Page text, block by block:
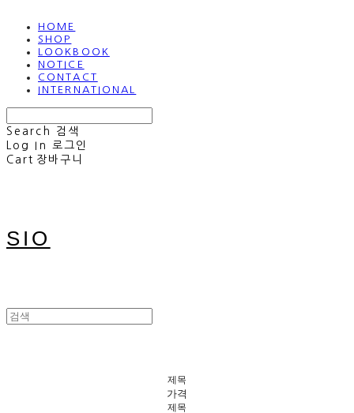
HOME
SHOP
LOOKBOOK
NOTICE
CONTACT
INTERNATIONAL
Search
검색
Log In
로그인
Cart 장바구니
SIO
제목
가격
제목